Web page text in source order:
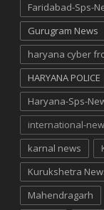
Faridabad-Sps-
Gurugram News
haryana cyber
HARYANA POLICE
Haryana-Sps-
international-
karnal news
Kurukshetra
Mahendragarh